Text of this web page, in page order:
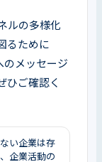
ルの多様化
るために
ひご確認く
い企業は存
企業活動の